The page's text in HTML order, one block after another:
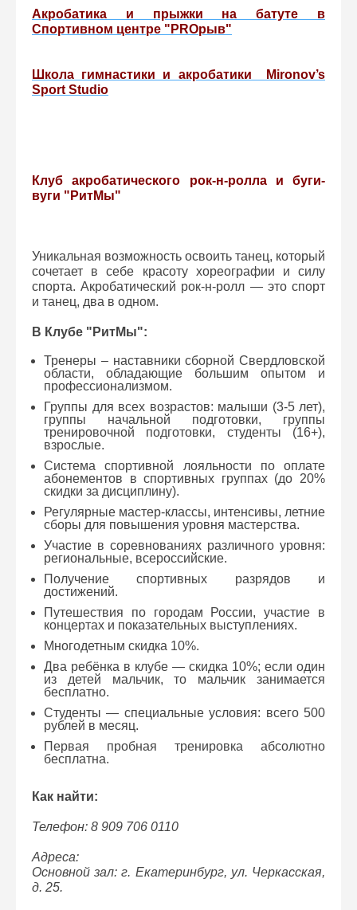
Акробатика и прыжки на батуте в
Спортивном центре "PROрыв"
Школа гимнастики и акробатики Mironov’s
Sport Studio
Клуб акробатического рок-н-ролла и буги-
вуги "РитМы"
Уникальная возможность освоить танец, который
сочетает в себе красоту хореографии и силу
спорта. Акробатический рок-н-ролл — это спорт
и танец, два в одном.
В Клубе "РитМы":
Тренеры – наставники сборной Свердловской
области, обладающие большим опытом и
профессионализмом.
Группы для всех возрастов: малыши (3-5 лет),
группы начальной подготовки, группы
тренировочной подготовки, студенты (16+),
взрослые.
Система спортивной лояльности по оплате
абонементов в спортивных группах (до 20%
скидки за дисциплину).
Регулярные мастер-классы, интенсивы, летние
сборы для повышения уровня мастерства.
Участие в соревнованиях различного уровня:
региональные, всероссийские.
Получение спортивных разрядов и
достижений.
Путешествия по городам России, участие в
концертах и показательных выступлениях.
Многодетным скидка 10%.
Два ребёнка в клубе — скидка 10%; если один
из детей мальчик, то мальчик занимается
бесплатно.
Студенты — специальные условия: всего 500
рублей в месяц.
Первая пробная тренировка абсолютно
бесплатна.
Как найти:
Телефон: 8 909 706 0110
Адреса:
Основной зал: г. Екатеринбург, ул. Черкасская,
д. 25.